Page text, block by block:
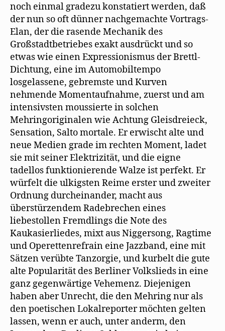
noch einmal gradezu konstatiert werden, daß
der nun so oft dünner nachgemachte Vortrags-
Elan, der die rasende Mechanik des
Großstadtbetriebes exakt ausdrückt und so
etwas wie einen Expressionismus der Brettl-
Dichtung, eine im Automobiltempo
losgelassene, gebremste und Kurven
nehmende Momentaufnahme, zuerst und am
intensivsten moussierte in solchen
Mehringoriginalen wie Achtung Gleisdreieck,
Sensation, Salto mortale. Er erwischt alte und
neue Medien grade im rechten Moment, ladet
sie mit seiner Elektrizität, und die eigne
tadellos funktionierende Walze ist perfekt. Er
würfelt die ulkigsten Reime erster und zweiter
Ordnung durcheinander, macht aus
überstürzendem Radebrechen eines
liebestollen Fremdlings die Note des
Kaukasierliedes, mixt aus Niggersong, Ragtime
und Operettenrefrain eine Jazzband, eine mit
Sätzen verübte Tanzorgie, und kurbelt die gute
alte Popularität des Berliner Volkslieds in eine
ganz gegenwärtige Vehemenz. Diejenigen
haben aber Unrecht, die den Mehring nur als
den poetischen Lokalreporter möchten gelten
lassen, wenn er auch, unter anderm, den